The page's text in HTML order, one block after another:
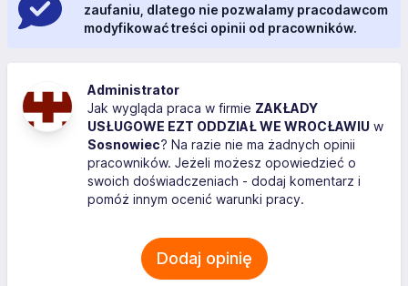
zaufaniu, dlatego nie pozwalamy pracodawcom
modyfikować treści opinii od pracowników.
Administrator
Jak wygląda praca w firmie ZAKŁADY
USŁUGOWE EZT ODDZIAŁ WE WROCŁAWIU w
Sosnowiec? Na razie nie ma żadnych opinii
pracowników. Jeżeli możesz opowiedzieć o
swoich doświadczeniach - dodaj komentarz i
pomóż innym ocenić warunki pracy.
Dodaj opinię